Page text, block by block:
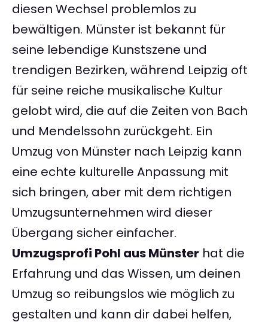
diesen Wechsel problemlos zu
bewältigen. Münster ist bekannt für
seine lebendige Kunstszene und
trendigen Bezirken, während Leipzig oft
für seine reiche musikalische Kultur
gelobt wird, die auf die Zeiten von Bach
und Mendelssohn zurückgeht. Ein
Umzug von Münster nach Leipzig kann
eine echte kulturelle Anpassung mit
sich bringen, aber mit dem richtigen
Umzugsunternehmen wird dieser
Übergang sicher einfacher.
Umzugsprofi Pohl aus Münster hat die
Erfahrung und das Wissen, um deinen
Umzug so reibungslos wie möglich zu
gestalten und kann dir dabei helfen,